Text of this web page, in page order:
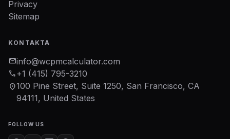
Privacy
Sitemap
KONTAKTA
mailinfo@wcpmcalculator.com
phone+1 (415) 795-3210
location_on100 Pine Street, Suite 1250, San Francisco, CA
94111, United States
FOLLOW US